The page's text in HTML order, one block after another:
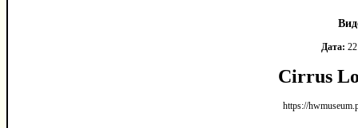
Дата:
Cirrus
https://